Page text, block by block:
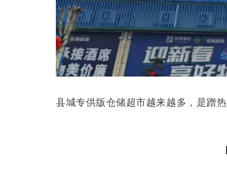
县城专供版仓储超市越来越多，是蹭